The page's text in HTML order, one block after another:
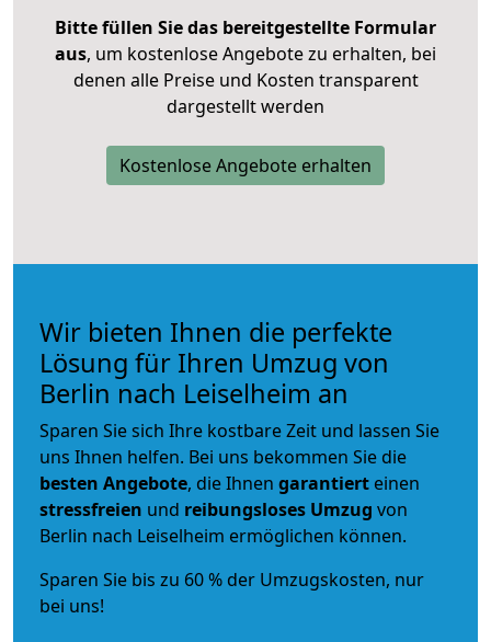
Bitte füllen Sie das bereitgestellte Formular
aus, um kostenlose Angebote zu erhalten, bei
denen alle Preise und Kosten transparent
dargestellt werden
Kostenlose Angebote erhalten
Wir bieten Ihnen die perfekte
Lösung für Ihren Umzug von
Berlin nach Leiselheim an
Sparen Sie sich Ihre kostbare Zeit und lassen Sie
uns Ihnen helfen. Bei uns bekommen Sie die
besten Angebote, die Ihnen garantiert einen
stressfreien und reibungsloses Umzug von
Berlin nach Leiselheim ermöglichen können.
Sparen Sie bis zu 60 % der Umzugskosten, nur
bei uns!